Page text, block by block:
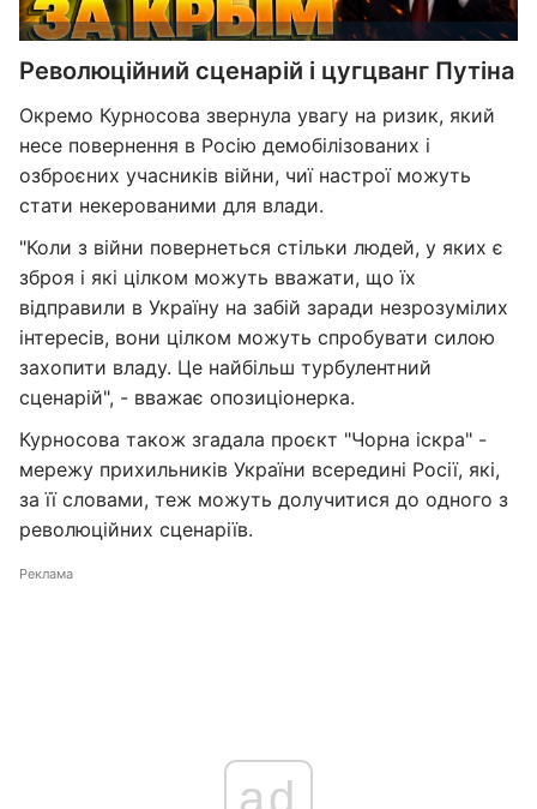
Революційний сценарій і цугцванг Путіна
Окремо Курносова звернула увагу на ризик, який
несе повернення в Росію демобілізованих і
озброєних учасників війни, чиї настрої можуть
стати некерованими для влади.
"Коли з війни повернеться стільки людей, у яких є
зброя і які цілком можуть вважати, що їх
відправили в Україну на забій заради незрозумілих
інтересів, вони цілком можуть спробувати силою
захопити владу. Це найбільш турбулентний
сценарій", - вважає опозиціонерка.
Курносова також згадала проєкт "Чорна іскра" -
мережу прихильників України всередині Росії, які,
за її словами, теж можуть долучитися до одного з
революційних сценаріїв.
Реклама
ad